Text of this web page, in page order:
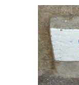
TURISMO
CULTURA
NAUTICA